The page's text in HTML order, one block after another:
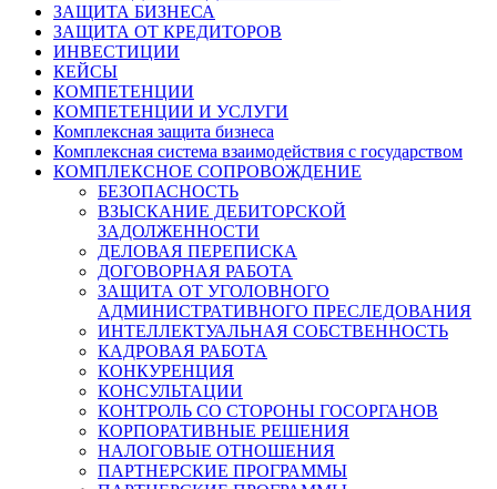
ЗАЩИТА БИЗНЕСА
ЗАЩИТА ОТ КРЕДИТОРОВ
ИНВЕСТИЦИИ
КЕЙСЫ
КОМПЕТЕНЦИИ
КОМПЕТЕНЦИИ И УСЛУГИ
Комплексная защита бизнеса
Комплексная система взаимодействия с государством
КОМПЛЕКСНОЕ СОПРОВОЖДЕНИЕ
БЕЗОПАСНОСТЬ
ВЗЫСКАНИЕ ДЕБИТОРСКОЙ
ЗАДОЛЖЕННОСТИ
ДЕЛОВАЯ ПЕРЕПИСКА
ДОГОВОРНАЯ РАБОТА
ЗАЩИТА ОТ УГОЛОВНОГО
АДМИНИСТРАТИВНОГО ПРЕСЛЕДОВАНИЯ
ИНТЕЛЛЕКТУАЛЬНАЯ СОБСТВЕННОСТЬ
КАДРОВАЯ РАБОТА
КОНКУРЕНЦИЯ
КОНСУЛЬТАЦИИ
КОНТРОЛЬ СО СТОРОНЫ ГОСОРГАНОВ
КОРПОРАТИВНЫЕ РЕШЕНИЯ
НАЛОГОВЫЕ ОТНОШЕНИЯ
ПАРТНЕРСКИЕ ПРОГРАММЫ